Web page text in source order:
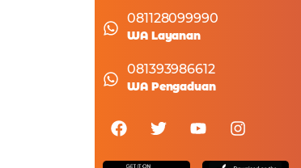
081128099990
WA Layanan
081393986612
WA Pengaduan